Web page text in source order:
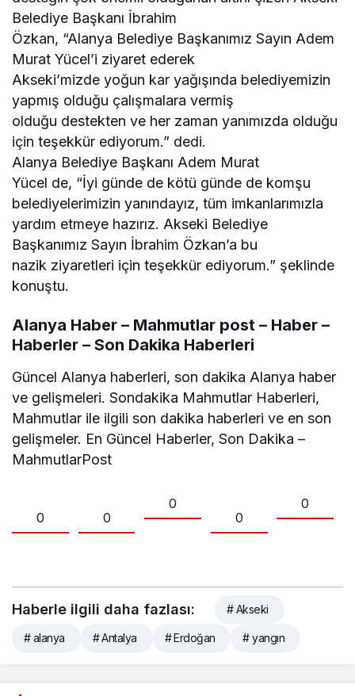
Belediye Başkanı İbrahim
Özkan, “Alanya Belediye Başkanımız Sayın Adem
Murat Yücel’i ziyaret ederek
Akseki’mizde yoğun kar yağışında belediyemizin
yapmış olduğu çalışmalara vermiş
olduğu destekten ve her zaman yanımızda olduğu
için teşekkür ediyorum.” dedi.
Alanya Belediye Başkanı Adem Murat
Yücel de, “İyi günde de kötü günde de komşu
belediyelerimizin yanındayız, tüm imkanlarımızla
yardım etmeye hazırız. Akseki Belediye
Başkanımız Sayın İbrahim Özkan’a bu
nazik ziyaretleri için teşekkür ediyorum.” şeklinde
konuştu.
Alanya Haber – Mahmutlar post – Haber –
Haberler – Son Dakika Haberleri
Güncel Alanya haberleri, son dakika Alanya haber
ve gelişmeleri. Sondakika Mahmutlar Haberleri,
Mahmutlar ile ilgili son dakika haberleri ve en son
gelişmeler. En Güncel Haberler, Son Dakika –
MahmutlarPost
0 0
0
0
0
Haberle ilgili daha fazlası: # Akseki
# alanya # Antalya # Erdoğan # yangın